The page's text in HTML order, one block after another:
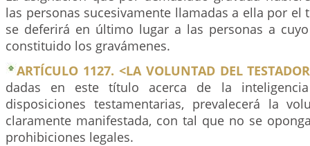
las personas sucesivamente llamadas a ella por el
se deferirá en último lugar a las personas a
constituido los gravámenes.
ARTÍCULO 1127. <LA VOLUNTAD DEL
dadas en este título acerca de la
disposiciones testamentarias, prevalecerá la
claramente manifestada, con tal que no se
prohibiciones legales.